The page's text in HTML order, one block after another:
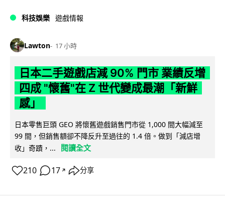
科技娛樂 遊戲情報
Lawton 17 小時
日本二手遊戲店減 90% 門市 業績反增
四成 "懷舊"在 Z 世代變成最潮「新鮮
感」
日本零售巨頭 GEO 將懷舊遊戲銷售門市從 1,000 間大幅減至
99 間，但銷售額卻不降反升至過往的 1.4 倍。做到「減店增
收」奇蹟，...
閱讀全文
210 17 ↗ 分享